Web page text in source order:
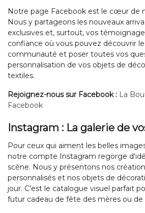
Notre page Facebook est le cœur de
Nous y partageons les nouveaux
exclusives et, surtout, vos
confiance où vous pouvez découvrir
communauté et poser toutes vos
personnalisation de vos objets de
textiles.
Rejoignez-nous sur Facebook : La
Facebook
Instagram : La galerie de
Pour ceux qui aiment les belles
notre compte Instagram regorge
scène. Nous y présentons nos
personnalisés et nos objets de
jour. C'est le catalogue visuel parfait
futur cadeau de fête des mères ou de